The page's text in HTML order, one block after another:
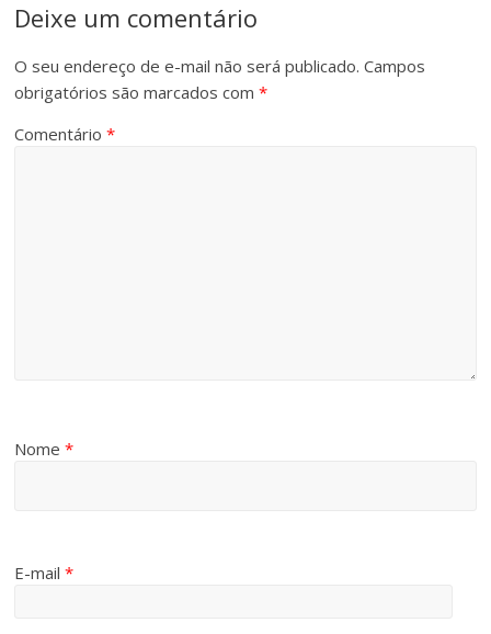
Deixe um comentário
O seu endereço de e-mail não será publicado. Campos
obrigatórios são marcados com*
Comentário*
Nome*
E-mail*